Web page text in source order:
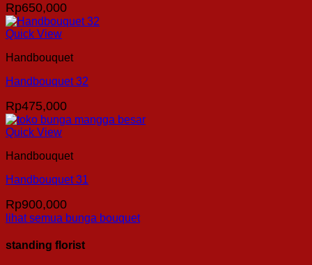
Rp650,000
Quick View
Handbouquet
Handbouquet 32
Rp475,000
Quick View
Handbouquet
Handbouquet 31
Rp900,000
lihat semua bunga bouquet
standing florist